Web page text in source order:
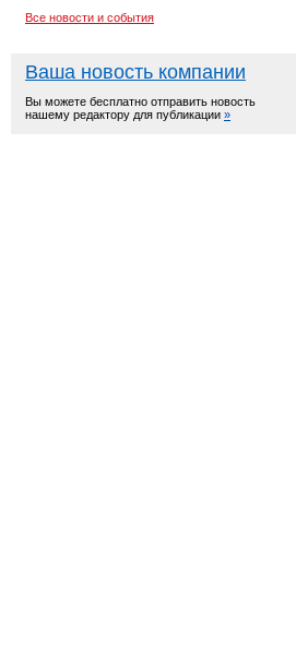
Все новости и события
Ваша новость компании
Вы можете бесплатно отправить новость
нашему редактору для публикации »